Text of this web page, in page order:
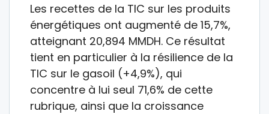
Les recettes de la TIC sur les produits
énergétiques ont augmenté de 15,7%,
atteignant 20,894 MMDH. Ce résultat
tient en particulier à la résilience de la
TIC sur le gasoil (+4,9%), qui
concentre à lui seul 71,6% de cette
rubrique, ainsi que la croissance